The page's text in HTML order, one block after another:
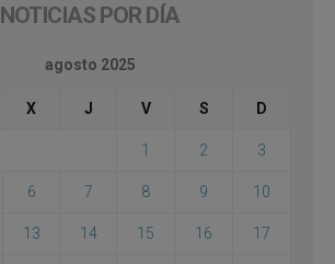
NOTICIAS POR DÍA
agosto 2025
X J V S D
1 2 3
6 7 8 9 10
13 14 15 16 17